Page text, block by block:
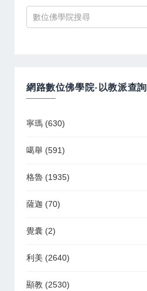
網路數位佛學院-以教派查詢
寧瑪 (630)
噶舉 (591)
格魯 (1935)
薩迦 (70)
覺囊 (2)
利美 (2640)
顯教 (2530)